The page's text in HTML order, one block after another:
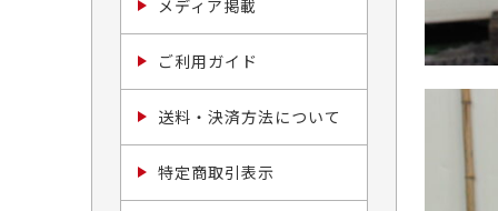
メディア掲載
ご利用ガイド
送料・決済方法について
特定商取引表示